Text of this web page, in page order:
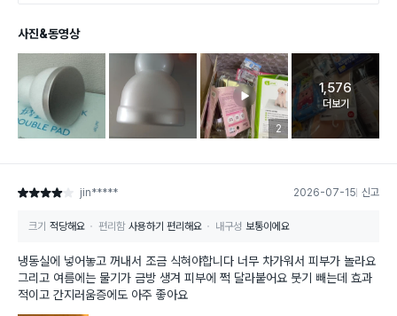
사진&동영상
리뷰 이미지 등록 개수
2
고객 리뷰
1,576
더보기
별점 4점 jin***** 2026-07-15 신고
크기 적당해요 편리함 사용하기 편리해요 내구성 보통이에요
냉동실에 넣어놓고 꺼내서 조금 식혀야합니다 너무 차가워서 피부가 놀라요
그리고 여름에는 물기가 금방 생겨 피부에 쩍 달라붙어요 붓기 빼는데 효과
적이고 간지러움증에도 아주 좋아요